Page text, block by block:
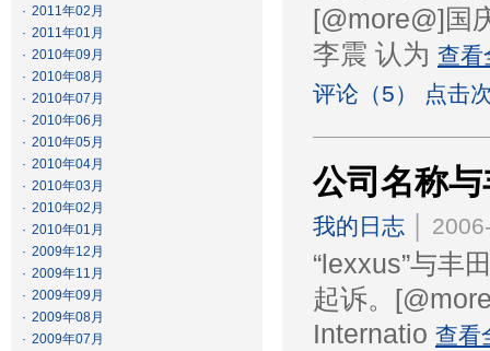
· 2011年02月
· 2011年01月
· 2010年09月
· 2010年08月
· 2010年07月
· 2010年06月
· 2010年05月
· 2010年04月
· 2010年03月
· 2010年02月
· 2010年01月
· 2009年12月
· 2009年11月
· 2009年09月
· 2009年08月
· 2009年07月
[@more@]
李震 认为 查
评论（5） 点击
公司名称
我的日志 │
“lexxus”与丰
起诉。
Internatio 查